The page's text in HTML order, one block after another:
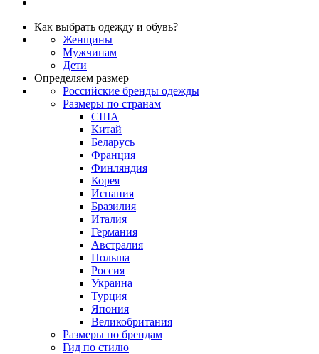
Как выбрать одежду и обувь?
Женщины
Мужчинам
Дети
Определяем размер
Российские бренды одежды
Размеры по странам
США
Китай
Беларусь
Франция
Финляндия
Корея
Испания
Бразилия
Италия
Германия
Австралия
Польша
Россия
Украина
Турция
Япония
Великобритания
Размеры по брендам
Гид по стилю